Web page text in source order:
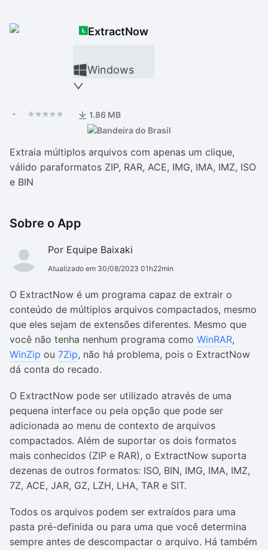
ExtractNow
Windows
- 1.86 MB
Extraia múltiplos arquivos com apenas um clique,
válido paraformatos ZIP, RAR, ACE, IMG, IMA, IMZ, ISO
e BIN
Sobre o App
Por Equipe Baixaki
Atualizado em 30/08/2023 01h22min
O ExtractNow é um programa capaz de extrair o
conteúdo de múltiplos arquivos compactados, mesmo
que eles sejam de extensões diferentes. Mesmo que
você não tenha nenhum programa como WinRAR,
WinZip ou 7Zip, não há problema, pois o ExtractNow
dá conta do recado.
O ExtractNow pode ser utilizado através de uma
pequena interface ou pela opção que pode ser
adicionada ao menu de contexto de arquivos
compactados. Além de suportar os dois formatos
mais conhecidos (ZIP e RAR), o ExtractNow suporta
dezenas de outros formatos: ISO, BIN, IMG, IMA, IMZ,
7Z, ACE, JAR, GZ, LZH, LHA, TAR e SIT.
Todos os arquivos podem ser extraídos para uma
pasta pré-definida ou para uma que você determina
sempre antes de descompactar o arquivo. Há também